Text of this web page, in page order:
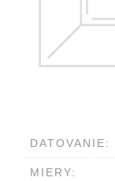
DATOVANIE:
MIERY: